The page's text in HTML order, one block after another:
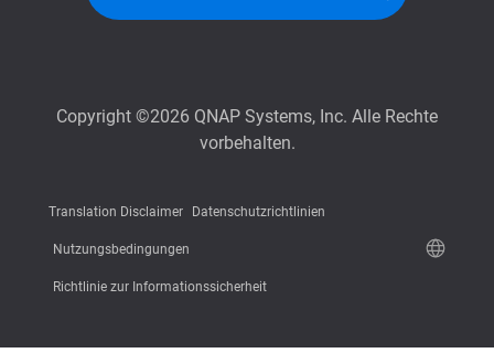
Copyright ©2026 QNAP Systems, Inc. Alle Rechte
vorbehalten.
Translation Disclaimer Datenschutzrichtlinien
Nutzungsbedingungen
Richtlinie zur Informationssicherheit